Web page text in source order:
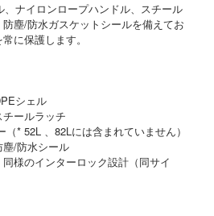
ナイロンロープハンドル、スチール
塵/防水ガスケットシールを備えてお
に保護します。
シェル
チールラッチ
（* 52L 、82Lには含まれていません）
塵/防水シール
様のインターロック設計（同サイ